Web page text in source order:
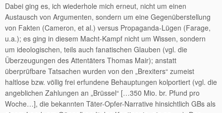
Dabei ging es, ich wiederhole mich erneut, nicht um einen
Austausch von Argumenten, sondern um eine Gegenüberstellung
von Fakten (Cameron, et al.) versus Propaganda-Lügen (Farage,
u.a.); es ging in diesem Macht-Kampf nicht um Wissen, sondern
um ideologischen, teils auch fanatischen Glauben (vgl. die
Überzeugungen des Attentäters Thomas Mair); anstatt
überprüfbare Tatsachen wurden von den „Brexiters“ zumeist
haltlose bzw. völlig frei erfundene Behauptungen kolportiert (vgl. die
angeblichen Zahlungen an „Brüssel“ […350 Mio. br. Pfund pro
Woche…], die bekannten Täter-Opfer-Narrative hinsichtlich GBs als